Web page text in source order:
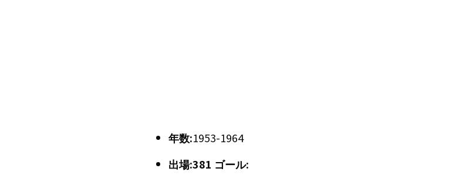
年数:1953-1964
出場:381 ゴール: